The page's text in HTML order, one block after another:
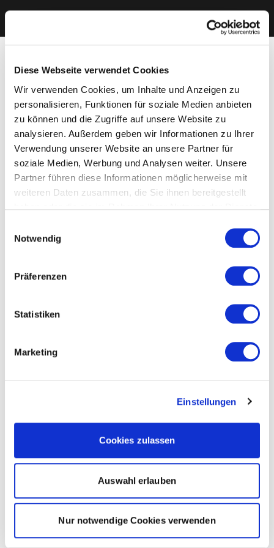
Diese Webseite verwendet Cookies
Wir verwenden Cookies, um Inhalte und Anzeigen zu
personalisieren, Funktionen für soziale Medien anbieten
zu können und die Zugriffe auf unsere Website zu
analysieren. Außerdem geben wir Informationen zu Ihrer
Verwendung unserer Website an unsere Partner für
soziale Medien, Werbung und Analysen weiter. Unsere
Partner führen diese Informationen möglicherweise mit
weiteren Daten zusammen, die Sie ihnen bereitgestellt
Cookies, wenn Sie unsere Webseite weiterhin nutzen.
Notwendig
Präferenzen
Statistiken
Marketing
Einstellungen
Cookies zulassen
Auswahl erlauben
Nur notwendige Cookies verwenden